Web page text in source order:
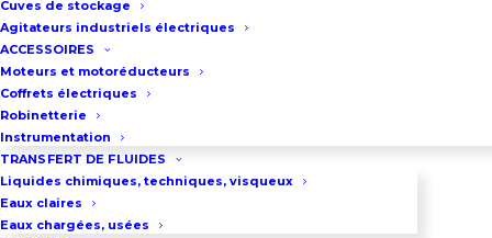
Cuves de stockage
Agitateurs industriels électriques
ACCESSOIRES
Moteurs et motoréducteurs
Coffrets électriques
Robinetterie
Instrumentation
TRANSFERT DE FLUIDES
Liquides chimiques, techniques, visqueux
Eaux claires
Eaux chargées, usées